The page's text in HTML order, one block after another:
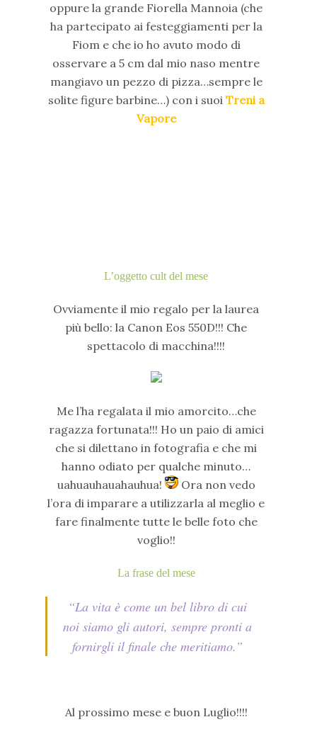
oppure la grande Fiorella Mannoia (che
ha partecipato ai festeggiamenti per la
Fiom e che io ho avuto modo di
osservare a 5 cm dal mio naso mentre
mangiavo un pezzo di pizza…sempre le
solite figure barbine…) con i suoi Treni a
Vapore
L’oggetto cult del mese
Ovviamente il mio regalo per la laurea
più bello: la Canon Eos 550D!!! Che
spettacolo di macchina!!!!
Me l’ha regalata il mio amorcito…che
ragazza fortunata!!! Ho un paio di amici
che si dilettano in fotografia e che mi
hanno odiato per qualche minuto…
uahuauhauahauhua!
Ora non vedo
l’ora di imparare a utilizzarla al meglio e
fare finalmente tutte le belle foto che
voglio!!
La frase del mese
“La vita è come un bel libro di cui
noi siamo gli autori, sempre pronti a
fornirgli il finale che meritiamo.”
Al prossimo mese e buon Luglio!!!!